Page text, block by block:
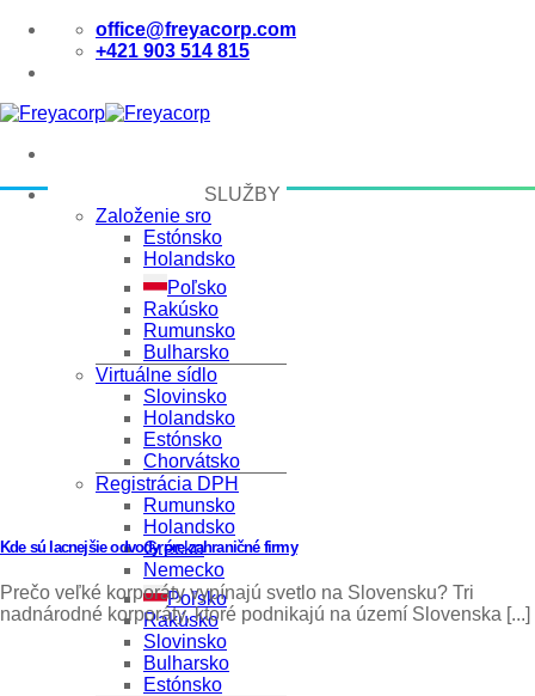
Skip
content
office@freyacorp.com
+421 903 514 815
SLUŽBY
Založenie sro
Estónsko
Holandsko
Poľsko
Rakúsko
Rumunsko
Bulharsko
Virtuálne sídlo
Slovinsko
Holandsko
Estónsko
Chorvátsko
Registrácia DPH
Rumunsko
Holandsko
Grécko
Nemecko
Poľsko
Rakúsko
Slovinsko
Bulharsko
Estónsko
Kde sú lacnejšie odvody pre zahraničné firmy
Prečo veľké korporáty vypínajú svetlo na Slovensku? Tri
nadnárodné korporáty, ktoré podnikajú na území Slovenska [...]